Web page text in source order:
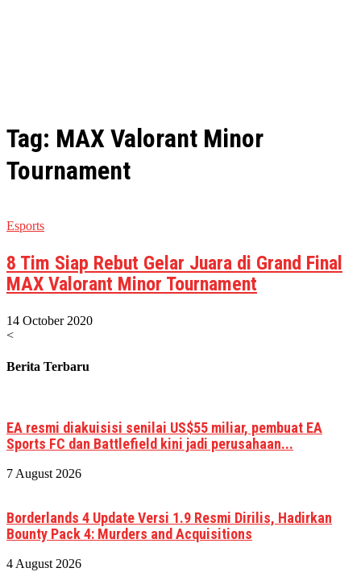
Tag: MAX Valorant Minor
Tournament
Esports
8 Tim Siap Rebut Gelar Juara di Grand Final
MAX Valorant Minor Tournament
14 October 2020
<
Berita Terbaru
EA resmi diakuisisi senilai US$55 miliar, pembuat EA
Sports FC dan Battlefield kini jadi perusahaan...
7 August 2026
Borderlands 4 Update Versi 1.9 Resmi Dirilis, Hadirkan
Bounty Pack 4: Murders and Acquisitions
4 August 2026